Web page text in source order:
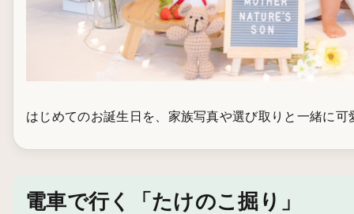
はじめてのお誕生日を、家族写真や選び取りと一緒に可
電車で行く「たけのこ掘り」